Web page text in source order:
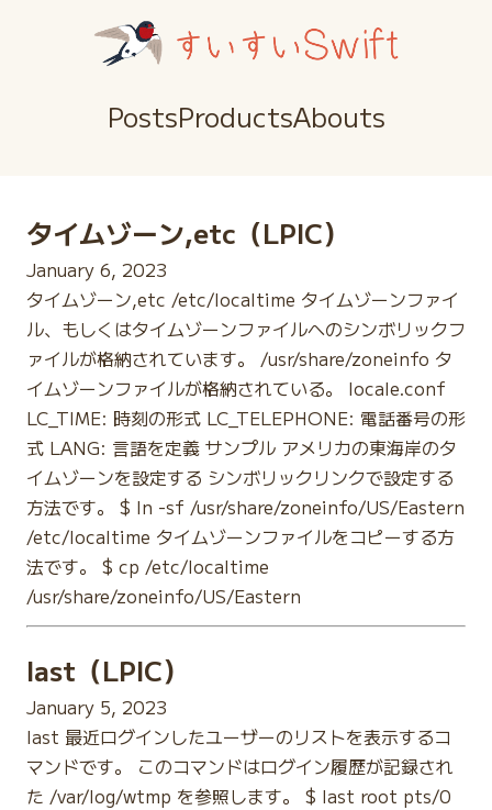
PostsProductsAbouts
タイムゾーン,etc（LPIC）
January 6, 2023
タイムゾーン,etc /etc/localtime タイムゾーンファイ
ル、もしくはタイムゾーンファイルへのシンボリックフ
ァイルが格納されています。 /usr/share/zoneinfo タ
イムゾーンファイルが格納されている。 locale.conf
LC_TIME: 時刻の形式 LC_TELEPHONE: 電話番号の形
式 LANG: 言語を定義 サンプル アメリカの東海岸のタ
イムゾーンを設定する シンボリックリンクで設定する
方法です。 $ ln -sf /usr/share/zoneinfo/US/Eastern
/etc/localtime タイムゾーンファイルをコピーする方
法です。 $ cp /etc/localtime
/usr/share/zoneinfo/US/Eastern
last（LPIC）
January 5, 2023
last 最近ログインしたユーザーのリストを表示するコ
マンドです。 このコマンドはログイン履歴が記録され
た /var/log/wtmp を参照します。 $ last root pts/0